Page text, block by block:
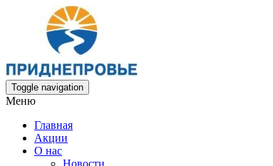
Toggle navigation
Меню
Главная
Акции
О нас
Новости